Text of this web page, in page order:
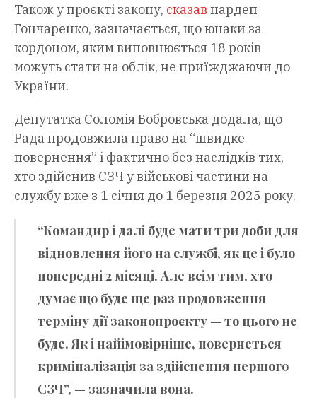
Також у проєкті закону, сказав нардеп
Гончаренко, зазначається, що юнаки за
кордоном, яким виповнюється 18 років
можуть стати на облік, не приїжджаючи до
України.
Депутатка Соломія Бобровська додала, що
Рада продовжила право на “швидке
повернення” і фактично без наслідків тих,
хто здійснив СЗЧ у військові частини на
службу вже з 1 січня до 1 березня 2025 року.
“Командир і далі буде мати три доби для
відновлення його на службі, як це і було
попередні 2 місяці. Але всім тим, хто
думає що буде ще раз продовження
терміну дії законопроєкту — то цього не
буде. Як і найімовірніше, повернеться
криміналізація за здійснення першого
СЗЧ”, — зазначила вона.